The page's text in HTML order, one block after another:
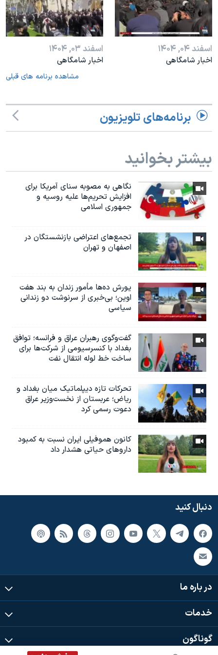
اسفند ۰۴, ۱۴۰۴
اخبار شامگاهی
اسفند ۰۳, ۱۴۰۴
اخبار شامگاهی
مشاهده برنامه های قبلی
برنامه‌های تلویزیون
بیشتر بخوانید
نگاهی به مصوبه سنای آمریکا برای
افزایش تحریم‌ها علیه روسیه و
جمهوری اسلامی
تجمع‌های اعتراضی بازنشستگان در
اصفهان و تهران
یورش ده‌ها مأمور زندان به بند هفت
اوین؛ بی‌خبری از سرنوشت دو زندانی
سیاسی
گفت‌وگوی رهبران عراق و فرانسه؛ توافق
بغداد با کنسرسیومی از شرکت‌ها برای
ساخت خط لوله انتقال نفت
تحرکات تازه دیپلماتیک میان بغداد و
ریاض؛ عربستان از نخست‌وزیر عراق
دعوت رسمی کرد
کانون هموفیلی ایران نسبت به کمبود
داروهای حیاتی هشدار داد
دنبال کنید
در باره ما
خدمات
گوناگون